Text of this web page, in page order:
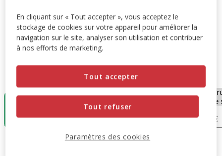
T38
48.50€
48.50€
49.95€
En
48.50€
En cliquant sur « Tout accepter », vous acceptez le
stockage de cookies sur votre appareil pour améliorer la
navigation sur le site, analyser son utilisation et contribuer
à nos efforts de marketing.
Tout refuser
Tout accepter
Paramètres des cookies